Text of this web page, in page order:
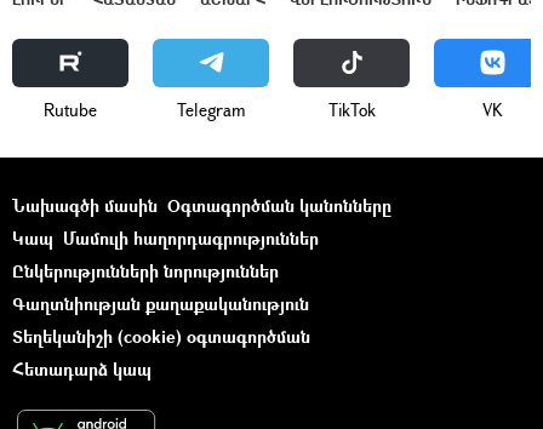
Rutube Telegram ТikТоk VK
Նախագծի մասին Օգտագործման կանոնները
Կապ Մամուլի հաղորդագրություններ
Ընկերությունների նորություններ
Գաղտնիության քաղաքականություն
Տեղեկանիշի (cookie) օգտագործման
Հետադարձ կապ